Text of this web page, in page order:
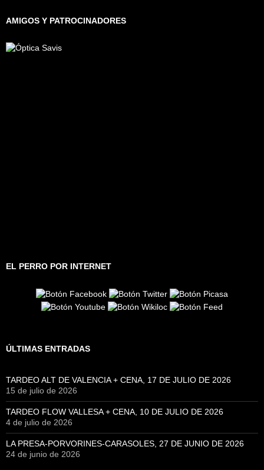
AMIGOS Y PATROCINADORES
EL PERRO POR INTERNET
ÚLTIMAS ENTRADAS
TARDEO ALT DE VALENCIA + CENA, 17 DE JULIO DE 2026
15 de julio de 2026
TARDEO FLOW VALLESA + CENA, 10 DE JULIO DE 2026
4 de julio de 2026
LA PRESA-PORVORINES-CARASOLES, 27 DE JUNIO DE 2026
24 de junio de 2026